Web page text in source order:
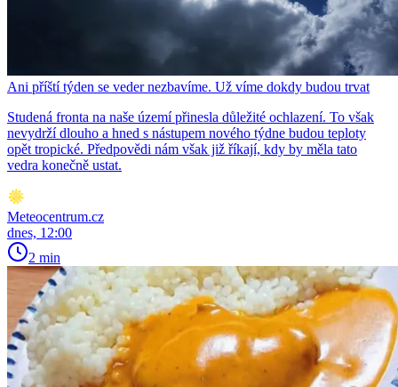
Ani příští týden se veder nezbavíme. Už víme dokdy budou trvat
Studená fronta na naše území přinesla důležité ochlazení. To však
nevydrží dlouho a hned s nástupem nového týdne budou teploty
opět tropické. Předpovědi nám však již říkají, kdy by měla tato
vedra konečně ustat.
Meteocentrum.cz
dnes, 12:00
2 min